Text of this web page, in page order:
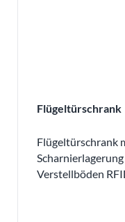
Flügeltürschrank
Flügeltürschrank
Verstellböden